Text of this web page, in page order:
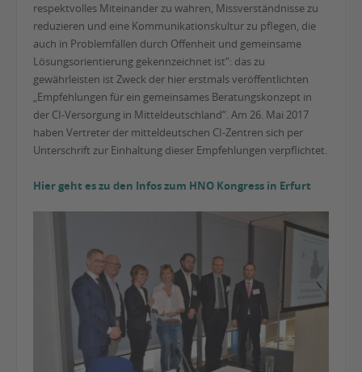
respektvolles Miteinander zu wahren, Missverständnisse zu
reduzieren und eine Kommunikationskultur zu pflegen, die
auch in Problemfällen durch Offenheit und gemeinsame
Lösungsorientierung gekennzeichnet ist“: das zu
gewährleisten ist Zweck der hier erstmals veröffentlichten
„Empfehlungen für ein gemeinsames Beratungskonzept in
der CI-Versorgung in Mitteldeutschland“. Am 26. Mai 2017
haben Vertreter der mitteldeutschen CI-Zentren sich per
Unterschrift zur Einhaltung dieser Empfehlungen verpflichtet.
Hier geht es zu den Infos zum HNO Kongress in Erfurt